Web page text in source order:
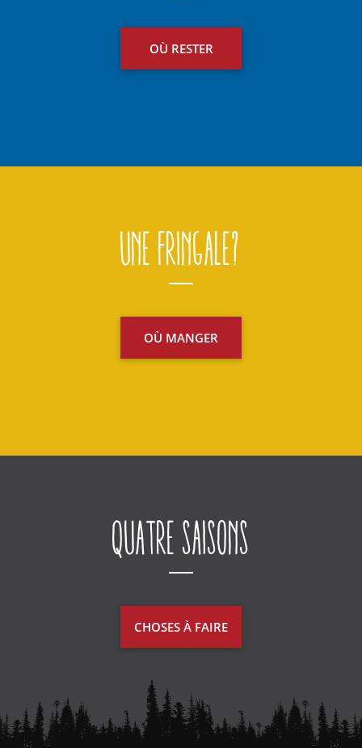
OÙ RESTER
Une fringale?
OÙ MANGER
Quatre saisons
CHOSES À FAIRE